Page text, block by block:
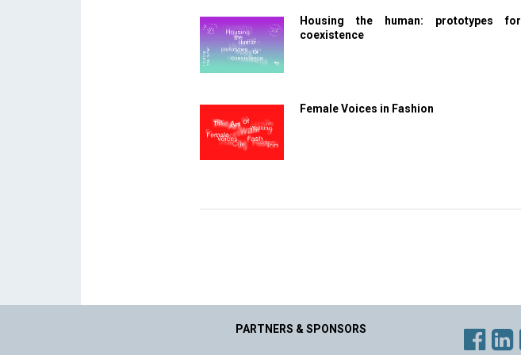
Housing the human: prototypes for
coexistence
Female Voices in Fashion
PARTNERS & SPONSORS